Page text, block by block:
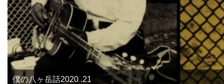
僕の八ヶ岳話2020 .21